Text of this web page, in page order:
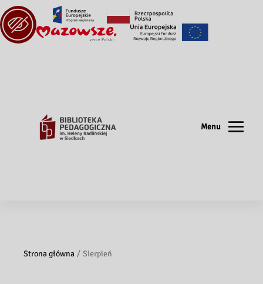
Menu
Strona główna Sierpień